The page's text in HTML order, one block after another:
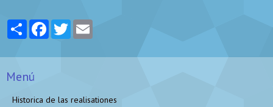
PartagerFacebookTwitter
Menú
Historica de las realisationes